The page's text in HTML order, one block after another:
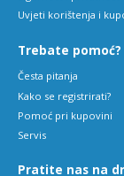
Uvjeti korištenja i
Trebate pomoć?
Česta pitanja
Kako se registrirati?
Pomoć pri kupovini
Servis
Pratite nas na